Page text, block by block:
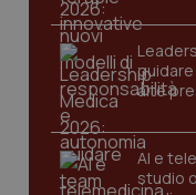
alte
AI e
studio